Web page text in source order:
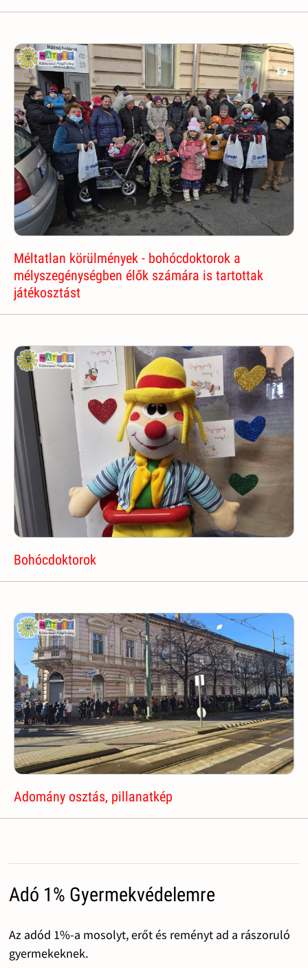
Méltatlan körülmények - bohócdoktorok a
mélyszegénységben élők számára is tartottak
játékosztást
Bohócdoktorok
Adomány osztás, pillanatkép
Adó 1% Gyermekvédelemre
Az adód 1%-a mosolyt, erőt és reményt ad a rászoruló
gyermekeknek.